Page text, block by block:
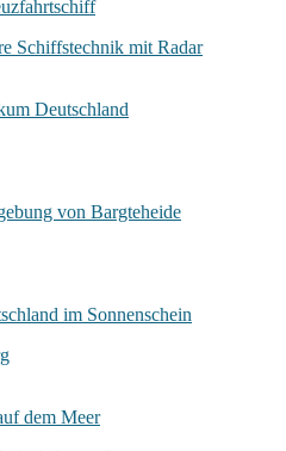
Schiffstechnik mit Radar